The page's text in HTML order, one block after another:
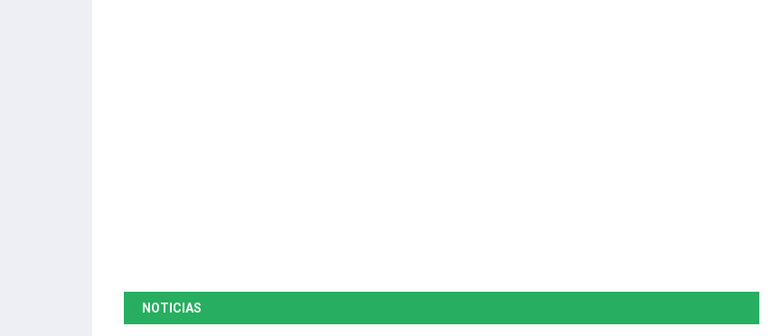
NOTICIAS